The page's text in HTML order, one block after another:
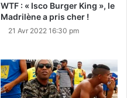
WTF : « Isco Burger King », le
Madrilène a pris cher !
21 Avr 2022 16:30 pm